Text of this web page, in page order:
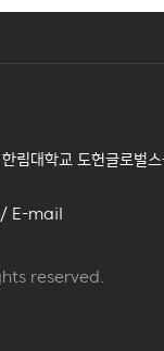
림대학교 도헌글로벌
E-mail
reserved.